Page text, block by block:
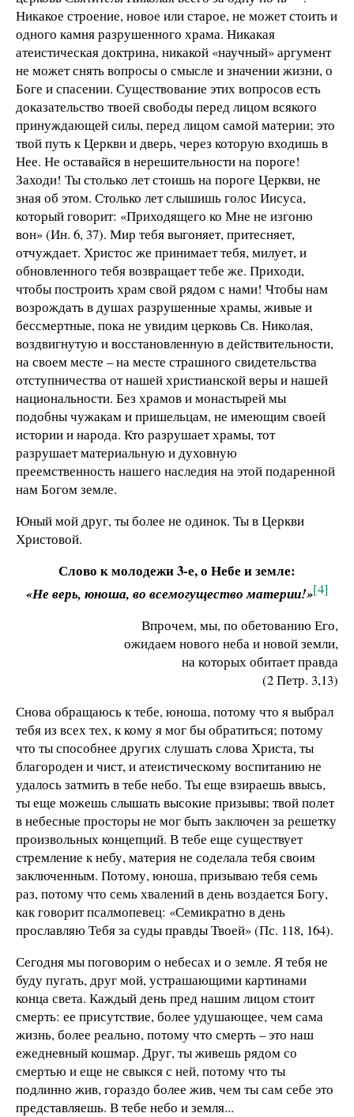
Никакое строение, новое или старое, не может стоить и
одного камня разрушенного храма. Никакая
атеистическая доктрина, никакой «научный» аргумент
не может снять вопросы о смысле и значении жизни, о
Боге и спасении. Существование этих вопросов есть
доказательство твоей свободы перед лицом всякого
принуждающей силы, перед лицом самой материи; это
твой путь к Церкви и дверь, через которую входишь в
Нее. Не оставайся в нерешительности на пороге!
Заходи! Ты столько лет стоишь на пороге Церкви, не
зная об этом. Столько лет слышишь голос Иисуса,
который говорит: «Приходящего ко Мне не изгоню
вон» (Ин. 6, 37). Мир тебя выгоняет, притесняет,
отчуждает. Христос же принимает тебя, милует, и
обновленного тебя возвращает тебе же. Приходи,
чтобы построить храм свой рядом с нами! Чтобы нам
возрождать в душах разрушенные храмы, живые и
бессмертные, пока не увидим церковь Св. Николая,
воздвигнутую и восстановленную в действительности,
на своем месте – на месте страшного свидетельства
отступничества от нашей христианской веры и нашей
национальности. Без храмов и монастырей мы
подобны чужакам и пришельцам, не имеющим своей
истории и народа. Кто разрушает храмы, тот
разрушает материальную и духовную
преемственность нашего наследия на этой подаренной
нам Богом земле.
Юный мой друг, ты более не одинок. Ты в Церкви
Христовой.
Слово к молодежи 3-е, о Небе и земле:
«Не верь, юноша, во всемогущество материи!»[4]
Впрочем, мы, по обетованию Его,
ожидаем нового неба и новой земли,
на которых обитает правда
(2 Петр. 3,13)
Снова обращаюсь к тебе, юноша, потому что я выбрал
тебя из всех тех, к кому я мог бы обратиться; потому
что ты способнее других слушать слова Христа, ты
благороден и чист, и атеистическому воспитанию не
удалось затмить в тебе небо. Ты еще взираешь ввысь,
ты еще можешь слышать высокие призывы; твой полет
в небесные просторы не мог быть заключен за решетку
произвольных концепций. В тебе еще существует
стремление к небу, материя не соделала тебя своим
заключенным. Потому, юноша, призываю тебя семь
раз, потому что семь хвалений в день воздается Богу,
как говорит псалмопевец: «Семикратно в день
прославляю Тебя за суды правды Твоей» (Пс. 118, 164).
Сегодня мы поговорим о небесах и о земле. Я тебя не
буду пугать, друг мой, устрашающими картинами
конца света. Каждый день пред нашим лицом стоит
смерть: ее присутствие, более удушающее, чем сама
жизнь, более реально, потому что смерть – это наш
ежедневный кошмар. Друг, ты живешь рядом со
смертью и еще не свыкся с ней, потому что ты
подлинно жив, гораздо более жив, чем ты сам себе это
представляешь. В тебе небо и земля...